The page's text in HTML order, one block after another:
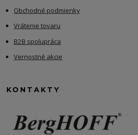
Obchodné podmienky
Vrátenie tovaru
B2B spolupráca
Vernostné akcie
KONTAKTY